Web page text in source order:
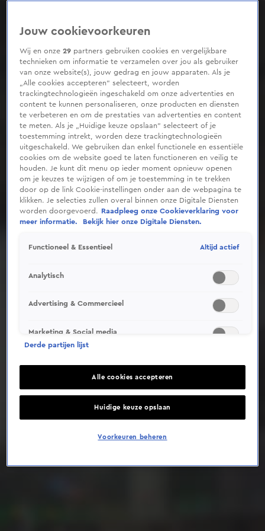
Deze video is niet beschikbaar op je huidige locatie
Jouw cookievoorkeuren
Wij en onze29 partners gebruiken cookies en vergelijkbare
technieken om informatie te verzamelen over jou als gebruiker
van onze website(s), jouw gedrag en jouw apparaten. Als je
„Alle cookies accepteren” selecteert, worden
trackingtechnologieën ingeschakeld om onze advertenties en
content te kunnen personaliseren, onze producten en diensten
te verbeteren en om de prestaties van advertenties en content
te meten. Als je „Huidige keuze opslaan” selecteert of je
toestemming intrekt, worden deze trackingtechnologieën
uitgeschakeld. We gebruiken dan enkel functionele en essentiële
cookies om de website goed te laten functioneren en veilig te
houden. Je kunt dit menu op ieder moment opnieuw openen
om je keuzes te wijzigen of om je toestemming in te trekken
door op de link Cookie-instellingen onder aan de webpagina te
klikken. Je selecties zullen overal binnen onze Digitale Diensten
worden doorgevoerd.
Raadpleeg onze Cookieverklaring voor
meer informatie.
Bekijk hier onze Digitale Diensten.
Functioneel & Essentieel Altijd actief
Analytisch
Advertising & Commercieel
Marketing & Social media
Derde partijen lijst
Alle cookies accepteren
Huidige keuze opslaan
Voorkeuren beheren